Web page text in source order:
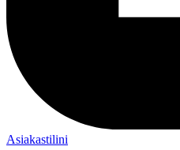
Asiakastilini